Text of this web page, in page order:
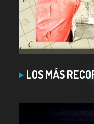
COMPARTIR
LOS MÁS